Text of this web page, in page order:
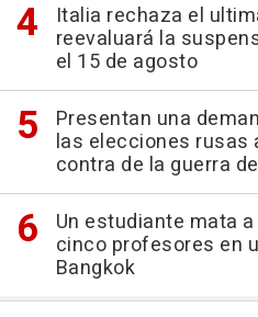
Italia rechaza el
reevaluará la
el 15 de agosto
Presentan una
las elecciones rusas
contra de la guerra
Un estudiante mata
cinco profesores en
Bangkok